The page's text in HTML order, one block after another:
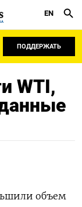
EN
ПОДДЕРЖАТЬ
WTI,
объем